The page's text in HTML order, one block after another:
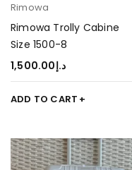
Rimowa
Rimowa Trolly Cabine
Size 1500-8
د.إ1,500.00
ADD TO CART